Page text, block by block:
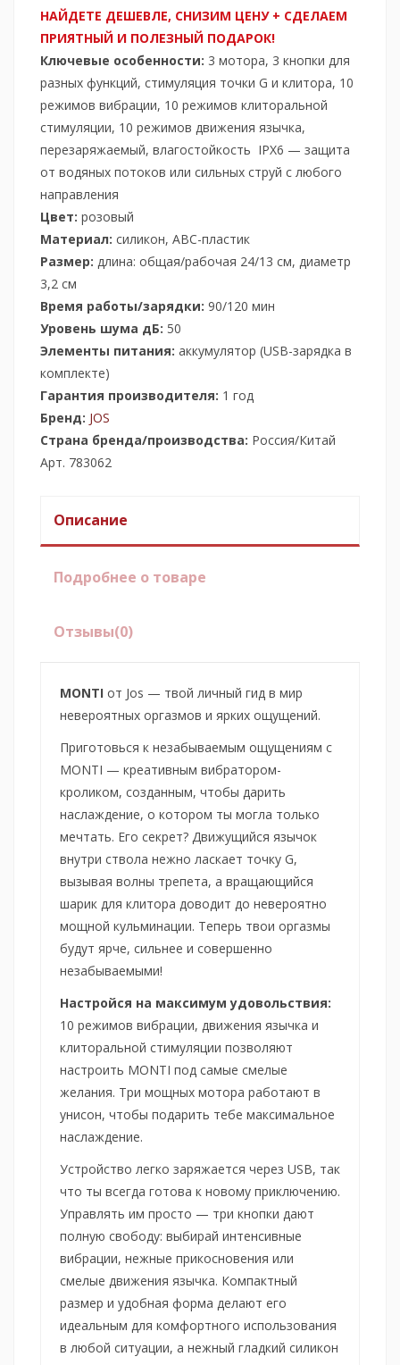
НАЙДЕТЕ ДЕШЕВЛЕ, СНИЗИМ ЦЕНУ + СДЕЛАЕМ
ПРИЯТНЫЙ И ПОЛЕЗНЫЙ ПОДАРОК!
Ключевые особенности: 3 мотора, 3 кнопки для
разных функций, стимуляция точки G и клитора, 10
режимов вибрации, 10 режимов клиторальной
стимуляции, 10 режимов движения язычка,
перезаряжаемый, влагостойкость IPX6 — защита
от водяных потоков или сильных струй с любого
направления
Цвет: розовый
Материал: силикон, АВС-пластик
Размер: длина: общая/рабочая 24/13 см, диаметр
3,2 см
Время работы/зарядки: 90/120 мин
Уровень шума дБ: 50
Элементы питания: аккумулятор (USB-зарядка в
комплекте)
Гарантия производителя: 1 год
Бренд: JOS
Страна бренда/производства: Россия/Китай
Арт. 783062
Описание
Подробнее о товаре
Отзывы(0)
MONTI от Jos — твой личный гид в мир
невероятных оргазмов и ярких ощущений.
Приготовься к незабываемым ощущениям с
MONTI — креативным вибратором-
кроликом, созданным, чтобы дарить
наслаждение, о котором ты могла только
мечтать. Его секрет? Движущийся язычок
внутри ствола нежно ласкает точку G,
вызывая волны трепета, а вращающийся
шарик для клитора доводит до невероятно
мощной кульминации. Теперь твои оргазмы
будут ярче, сильнее и совершенно
незабываемыми!
Настройся на максимум удовольствия:
10 режимов вибрации, движения язычка и
клиторальной стимуляции позволяют
настроить MONTI под самые смелые
желания. Три мощных мотора работают в
унисон, чтобы подарить тебе максимальное
наслаждение.
Устройство легко заряжается через USB, так
что ты всегда готова к новому приключению.
Управлять им просто — три кнопки дают
полную свободу: выбирай интенсивные
вибрации, нежные прикосновения или
смелые движения язычка. Компактный
размер и удобная форма делают его
идеальным для комфортного использования
в любой ситуации, а нежный гладкий силикон